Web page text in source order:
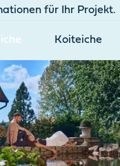
für Ihr Projekt.
Koiteiche